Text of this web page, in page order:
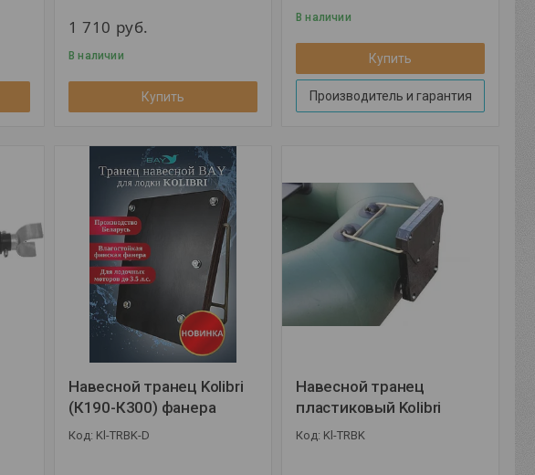
1 710 руб.
В наличии
Купить
В наличии
Купить
Производитель и гарантия
Навесной транец Kolibri
(К190-К300) фанера
Kl-TRBK-D
Навесной транец
пластиковый Kolibri
Kl-TRBK